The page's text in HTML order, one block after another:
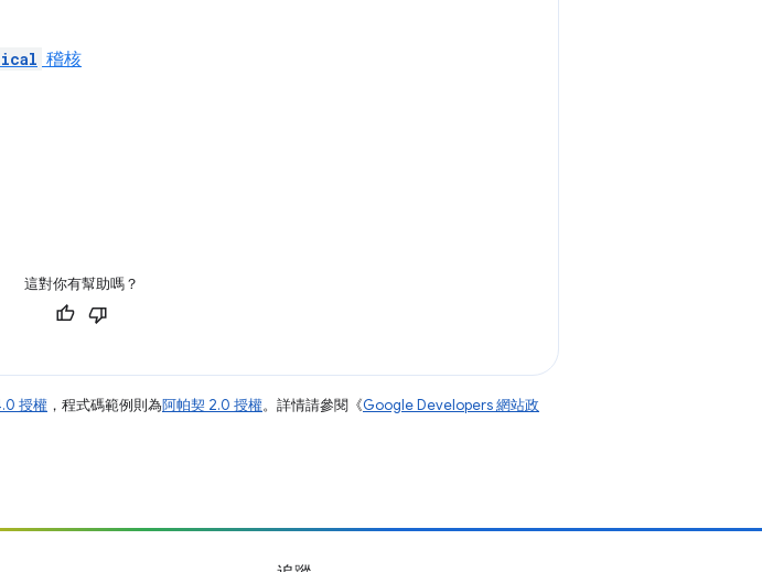
稽核
這對你有幫助嗎？
授權 ，程式碼範例則為阿帕契 2.0 授權。詳情請參閱《Google Developers 網站政